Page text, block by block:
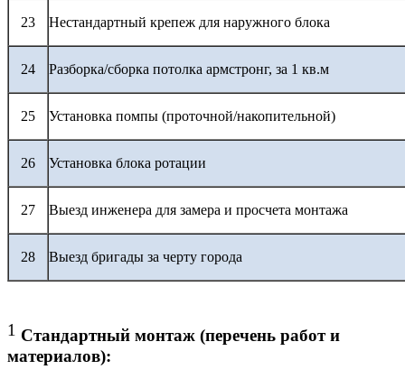
23 Нестандартный крепеж для наружного блока
24 Разборка/сборка потолка армстронг, за 1 кв.м
25 Установка помпы (проточной/накопительной)
26 Установка блока ротации
27 Выезд инженера для замера и просчета монтажа
28 Выезд бригады за черту города
1 Стандартный монтаж (перечень работ и
материалов):